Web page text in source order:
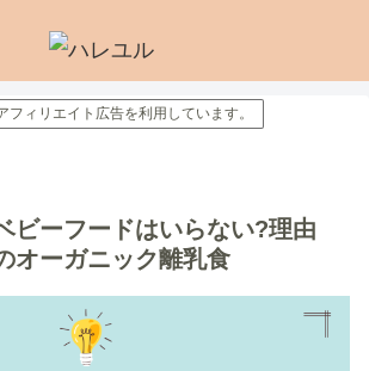
フィリエイト広告を利用しています。
ビーフードはいらない?理由
オーガニック離乳食